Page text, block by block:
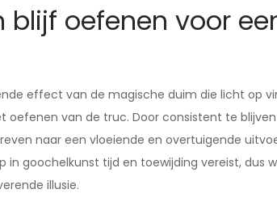
blijf oefenen voor
effect van de magische duim die licht op
oefenen van de truc. Door consistent te
naar een vloeiende en overtuigende
goochelkunst tijd en toewijding vereist, dus
illusie.